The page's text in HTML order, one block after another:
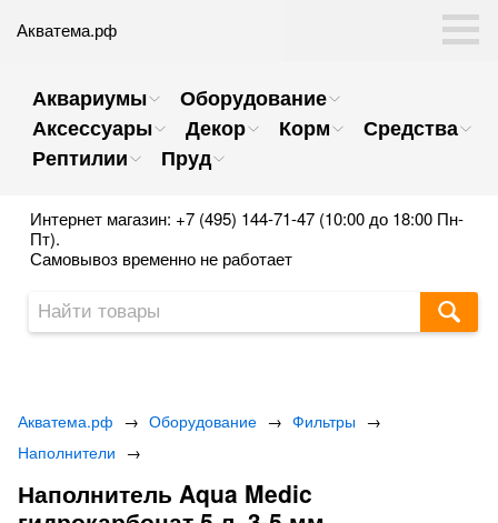
Акватема.рф
Аквариумы
Оборудование
Аксессуары
Декор Корм
Средства
Рептилии
Пруд
Интернет магазин: +7 (495) 144-71-47 (10:00 до 18:00 Пн-
Пт).
Самовывоз временно не работает
Акватема.рф → Оборудование → Фильтры →
Наполнители →
Наполнитель Aqua Medic